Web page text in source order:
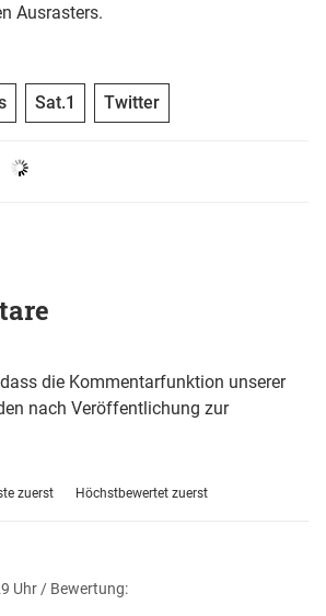
Ausrasters.
Sat.1 Twitter
die Kommentarfunktion unserer
nach Veröffentlichung zur
zuerst Höchstbewertet zuerst
Uhr / Bewertung: